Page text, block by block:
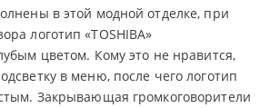
в этой модной отделке, при
логотип «TOSHIBA»
цветом. Кому это не нравится,
в меню, после чего логотип
Закрывающая громкоговорители